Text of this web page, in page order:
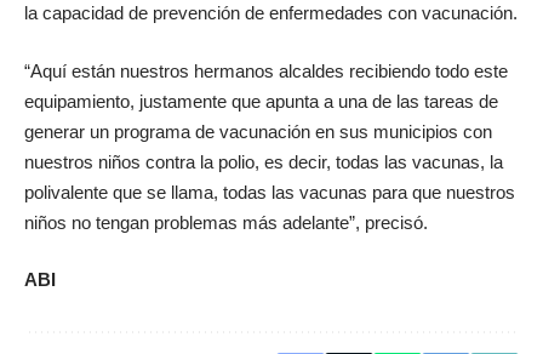
la capacidad de prevención de enfermedades con vacunación.
“Aquí están nuestros hermanos alcaldes recibiendo todo este
equipamiento, justamente que apunta a una de las tareas de
generar un programa de vacunación en sus municipios con
nuestros niños contra la polio, es decir, todas las vacunas, la
polivalente que se llama, todas las vacunas para que nuestros
niños no tengan problemas más adelante”, precisó.
ABI